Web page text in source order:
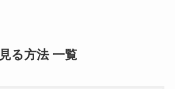
る方法 一覧